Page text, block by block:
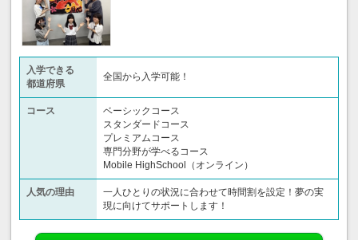
入学できる
都道府県
全国から入学可能！
コース
ベーシックコース
スタンダードコース
プレミアムコース
専門分野が学べるコース
Mobile HighSchool（オンライン）
人気の理由
一人ひとりの状況に合わせて時間割を設定！夢の実
現に向けてサポートします！